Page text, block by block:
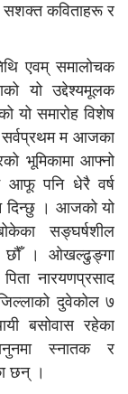
सशक्त कविताहरू र
एवम् समालोचक
यो उद्देश्यमूलक
समारोह विशेष
म आजका
भूमिकामा आफ्नो
म आफू पनि धेरै वर्ष
दिन्छु । आजको यो
सङ्घर्षशील
छौँ । ओखल्ढुङ्गा
नारयणप्रसाद
दुवेकोल ७
बसोवास रहेका
स्नातक र
छन् ।